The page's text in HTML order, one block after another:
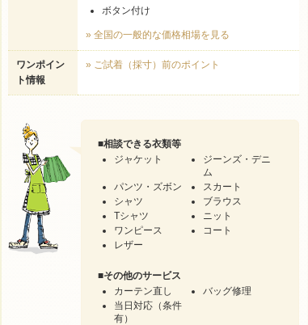
ボタン付け
» 全国の一般的な価格相場を見る
ワンポイン
ト情報
» ご試着（採寸）前のポイント
■相談できる衣類等
ジャケット
ジーンズ・デニ
ム
パンツ・ズボン
スカート
シャツ
ブラウス
Tシャツ
ニット
ワンピース
コート
レザー
■その他のサービス
カーテン直し
バッグ修理
当日対応（条件
有）